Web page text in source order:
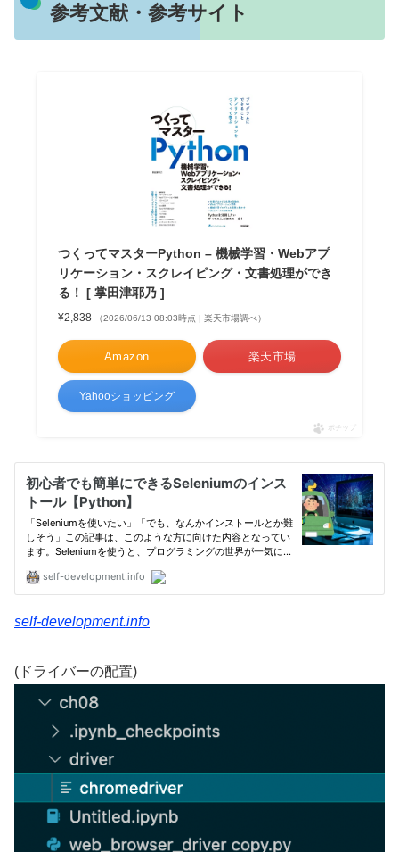
参考文献・参考サイト
つくってマスターPython – 機械学習・Webアプ
リケーション・スクレイピング・文書処理ができ
る！ [ 掌田津耶乃 ]
¥2,838 （2026/06/13 08:03時点 | 楽天市場調べ）
Amazon 楽天市場
Yahooショッピング
ポチップ
self-development.info
(ドライバーの配置)